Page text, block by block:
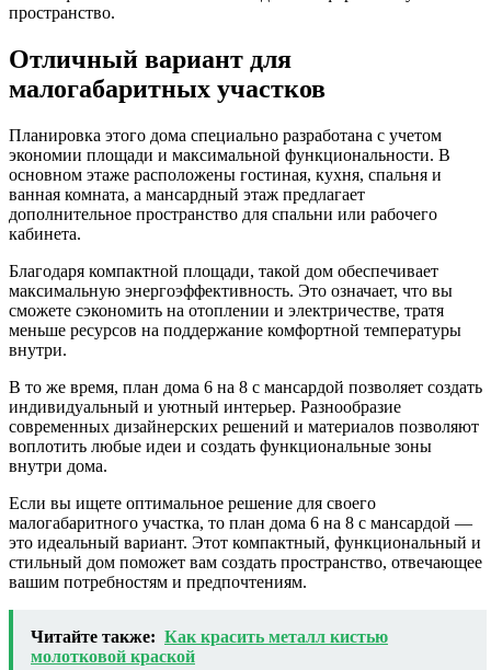
пространство.
Отличный вариант для
малогабаритных участков
Планировка этого дома специально разработана с учетом
экономии площади и максимальной функциональности. В
основном этаже расположены гостиная, кухня, спальня и
ванная комната, а мансардный этаж предлагает
дополнительное пространство для спальни или рабочего
кабинета.
Благодаря компактной площади, такой дом обеспечивает
максимальную энергоэффективность. Это означает, что вы
сможете сэкономить на отоплении и электричестве, тратя
меньше ресурсов на поддержание комфортной температуры
внутри.
В то же время, план дома 6 на 8 с мансардой позволяет создать
индивидуальный и уютный интерьер. Разнообразие
современных дизайнерских решений и материалов позволяют
воплотить любые идеи и создать функциональные зоны
внутри дома.
Если вы ищете оптимальное решение для своего
малогабаритного участка, то план дома 6 на 8 с мансардой —
это идеальный вариант. Этот компактный, функциональный и
стильный дом поможет вам создать пространство, отвечающее
вашим потребностям и предпочтениям.
Читайте также: Как красить металл кистью
молотковой краской